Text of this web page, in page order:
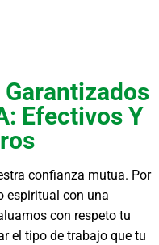
Efectivos Y
confianza mutua. Por
espiritual con una
con respeto tu
el tipo de trabajo que tu